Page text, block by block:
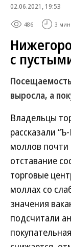
02.06.2021, 19:53
486 3 мин.
с
выросла, а
Владельцы
рассказали
моллов
отставание
торговые
моллах со
значения
подсчитали